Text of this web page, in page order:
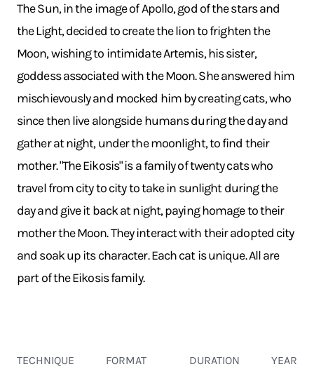
The Sun, in the image of Apollo, god of the stars and
the Light, decided to create the lion to frighten the
Moon, wishing to intimidate Artemis, his sister,
goddess associated with the Moon. She answered him
mischievously and mocked him by creating cats, who
since then live alongside humans during the day and
gather at night, under the moonlight, to find their
mother. "The Eikosis" is a family of twenty cats who
travel from city to city to take in sunlight during the
day and give it back at night, paying homage to their
mother the Moon. They interact with their adopted city
and soak up its character. Each cat is unique. All are
part of the Eikosis family.
TECHNIQUE
FORMAT
DURATION
YEAR